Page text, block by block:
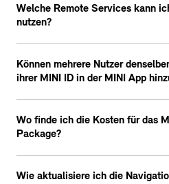
Welche Remote Services kann
nutzen?
Können mehrere Nutzer
ihrer MINI ID in der MINI App
Wo finde ich die Kosten für das
Package?
Wie aktualisiere ich die